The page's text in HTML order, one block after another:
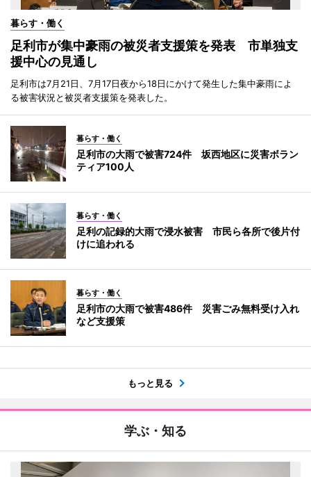
暮らす・働く
足利市が集中豪雨の被災者支援策を発表 市単独支
援中心の見通し
足利市は7月21日、7月17日夜から18日にかけて発生した集中豪雨によ
る被害状況と被災者支援策を発表した。
暮らす・働く
足利市の大雨で被害724件 坂西地区に災害ボラン
ティア100人
暮らす・働く
足利の記録的大雨で浸水被害 市民ら各所で後片付
けに追われる
暮らす・働く
足利市の大雨で被害486件 災害ごみ無料受け入れ
など支援策
もっと見る
学ぶ・知る